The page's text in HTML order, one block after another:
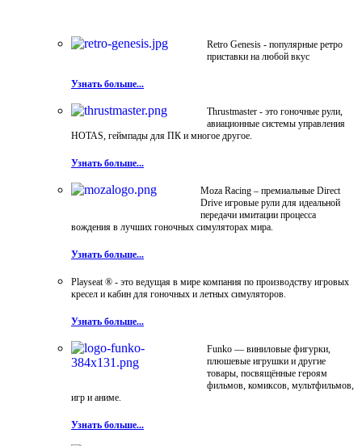
Retro Genesis - популярные ретро
приставки на любой вкус
Узнать больше...
Thrustmaster - это гоночные рули,
авиационные системы управления
HOTAS, геймпады для ПК и многое другое.
Узнать больше...
Moza Racing – премиальные Direct
Drive игровые рули для идеальной
передачи имитации процесса
вождения в лучших гоночных симуляторах мира.
Узнать больше...
Playseat ® - это ведущая в мире компания по производству игровых
кресел и кабин для гоночных и летных симуляторов.
Узнать больше...
Funko — виниловые фигурки,
плюшевые игрушки и другие
товары, посвящённые героям
фильмов, комиксов, мультфильмов,
игр и аниме.
Узнать больше...